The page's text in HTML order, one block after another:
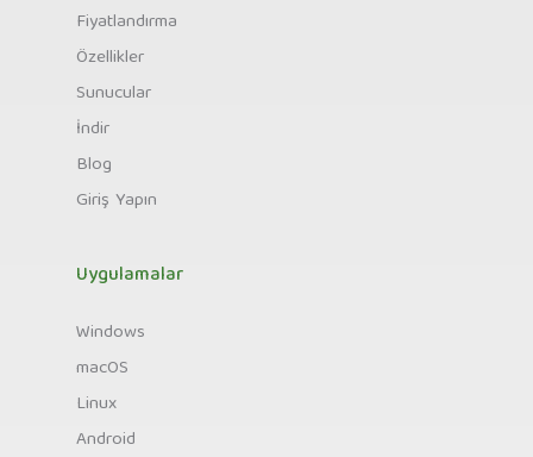
Fiyatlandırma
Özellikler
Sunucular
İndir
Blog
Giriş Yapın
Uygulamalar
Windows
macOS
Linux
Android